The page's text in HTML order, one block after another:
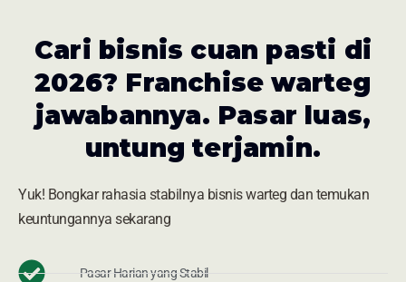
Cari bisnis cuan pasti di
2026? Franchise warteg
jawabannya. Pasar luas,
untung terjamin.
Yuk! Bongkar rahasia stabilnya bisnis warteg dan temukan
keuntungannya sekarang
Pasar Harian yang Stabil